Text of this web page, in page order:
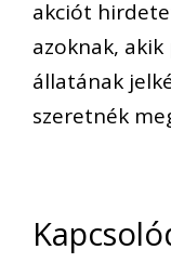
akciót
azoknak,
állatának
szeretnék